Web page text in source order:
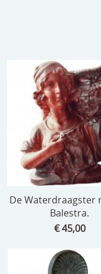
curiosa
schilderijen
porselein/
juwelen/horloges/
medailles/
ets/tekening/
lamp/luchter
De Waterdraagster
Balestra.
€ 45,00